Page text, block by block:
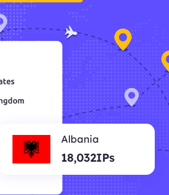
Albania
18,032IPs